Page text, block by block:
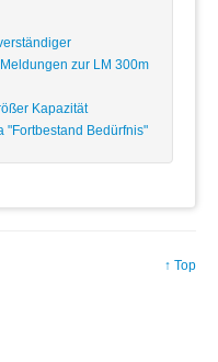
zur LM 300m
Kapazität
"Fortbestand Bedürfnis"
↑ Top